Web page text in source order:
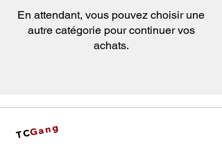
En attendant, vous pouvez choisir une
autre catégorie pour continuer vos
achats.
TCGang